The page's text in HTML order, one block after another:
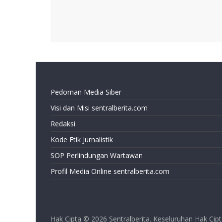
Pedoman Media Siber
Visi dan Misi sentralberita.com
Redaksi
Kode Etik Jurnalistik
SOP Perlindungan Wartawan
Profil Media Online sentralberita.com
Hak Cipta © 2026 Sentralberita. Keseluruhan Hak